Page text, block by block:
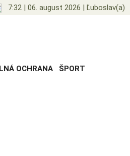
7:32 | 06. august 2026 | Ľuboslav(a)
OCHRANA ŠPORT